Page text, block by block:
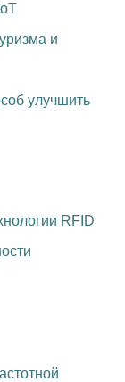
и
улучшить
RFID